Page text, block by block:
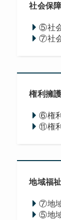
社会保障
⑤社
⑦社
権利擁
⑥権
⑪権
地域福
⑦地
⑤地